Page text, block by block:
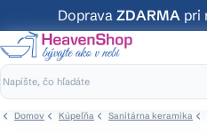
na
obsah
Doprava ZDARMA pri
Domov Kúpeľňa Sanitárna keramika